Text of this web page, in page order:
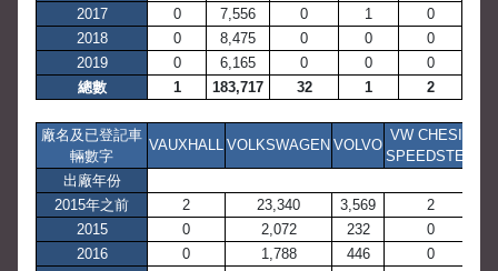
2017
0 7,556 0 1
0
2018
0 8,475 0 0
0
2019
0 6,165 0 0
0
總數
1 183,717 32 1 2
廠名及已登記車
輛數字
VAUXHALL VOLKSWAGEN VOLVO
VW CHESIL
SPEEDSTER
出廠年份
2015年之前
2 23,340 3,569
2
2015
0 2,072 232
0
2016
0 1,788 446
0